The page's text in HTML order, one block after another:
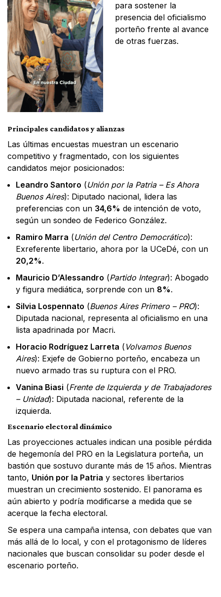
para sostener la
presencia del oficialismo
porteño frente al avance
de otras fuerzas.
Principales candidatos y alianzas
Las últimas encuestas muestran un escenario
competitivo y fragmentado, con los siguientes
candidatos mejor posicionados:
Leandro Santoro (Unión por la Patria – Es Ahora
Buenos Aires): Diputado nacional, lidera las
preferencias con un 34,6% de intención de voto,
según un sondeo de Federico González.
Ramiro Marra (Unión del Centro Democrático):
Exreferente libertario, ahora por la UCeDé, con un
20,2%.
Mauricio D’Alessandro (Partido Integrar): Abogado
y figura mediática, sorprende con un 8%.
Silvia Lospennato (Buenos Aires Primero – PRO):
Diputada nacional, representa al oficialismo en una
lista apadrinada por Macri.
Horacio Rodríguez Larreta ( Volvamos Buenos
Aires): Exjefe de Gobierno porteño, encabeza un
nuevo armado tras su ruptura con el PRO.
Vanina Biasi (Frente de Izquierda y de Trabajadores
– Unidad): Diputada nacional, referente de la
izquierda.
Escenario electoral dinámico
Las proyecciones actuales indican una posible pérdida
de hegemonía del PRO en la Legislatura porteña, un
bastión que sostuvo durante más de 15 años. Mientras
tanto, Unión por la Patria y sectores libertarios
muestran un crecimiento sostenido. El panorama es
aún abierto y podría modificarse a medida que se
acerque la fecha electoral.
Se espera una campaña intensa, con debates que van
más allá de lo local, y con el protagonismo de líderes
nacionales que buscan consolidar su poder desde el
escenario porteño.